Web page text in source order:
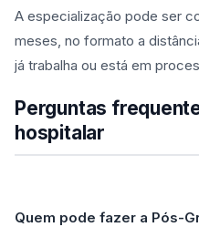
A especialização pode ser
meses, no formato a
já trabalha ou está em
Perguntas
hospitalar
Quem pode fazer a Pós-